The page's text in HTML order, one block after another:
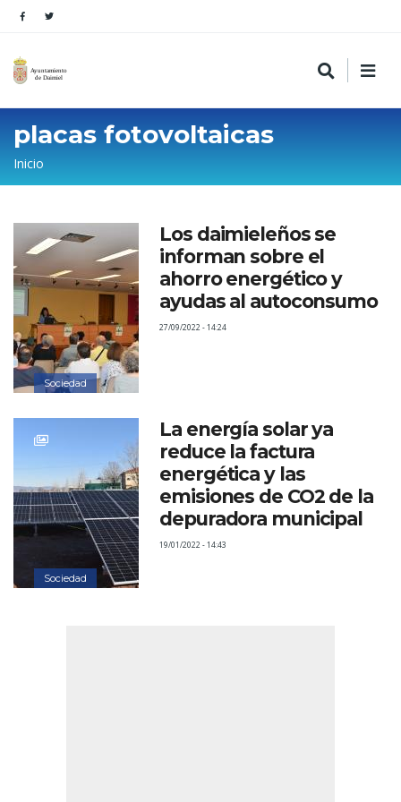
placas fotovoltaicas
Sobrescribir
enlaces
de
ayuda
a
la
navegación
Inicio
Sociedad
Los daimieleños se
informan sobre el
ahorro energético y
ayudas al autoconsumo
27/09/2022 - 14:24
Sociedad
La energía solar ya
reduce la factura
energética y las
emisiones de CO2 de la
depuradora municipal
19/01/2022 - 14:43